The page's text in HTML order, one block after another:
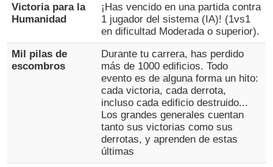
Victoria para la
Humanidad
¡Has vencido en una partida contra
1 jugador del sistema (IA)! (1vs1
en dificultad Moderada o superior).
Mil pilas de
escombros
Durante tu carrera, has perdido
más de 1000 edificios. Todo
evento es de alguna forma un hito:
cada victoria, cada derrota,
incluso cada edificio destruido...
Los grandes generales cuentan
tanto sus victorias como sus
derrotas, y aprenden de estas
últimas